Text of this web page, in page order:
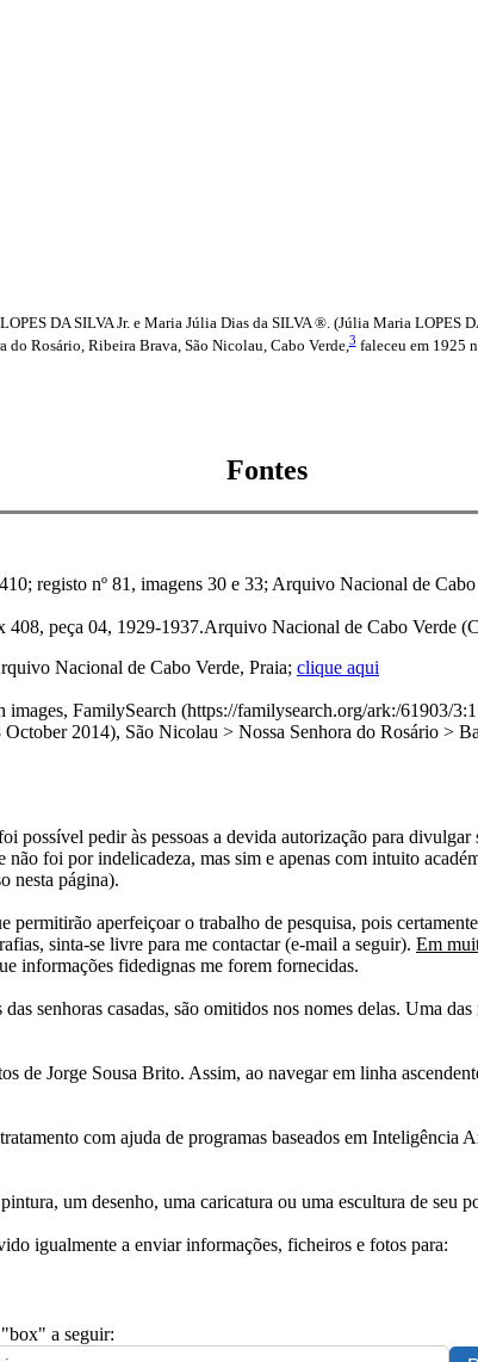
DA SILVA Jr. e Maria Júlia Dias da SILVA ®. (Júlia Maria LOPES
do Rosário, Ribeira Brava, São Nicolau, Cabo Verde,3faleceu em 1925
Fontes
registo nº 81, imagens 30 e 33; Arquivo Nacional de
peça 04, 1929-1937.Arquivo Nacional de Cabo Verde
Nacional de Cabo Verde, Praia; clique aqui
images, FamilySearch (https://familysearch.org/ark:/
2014), São Nicolau > Nossa Senhora do Rosário >
pedir às pessoas a devida autorização para divulgar
foi por indelicadeza, mas sim e apenas com intuito
nesta página).
permitirão aperfeiçoar o trabalho de pesquisa, pois
sinta-se livre para me contactar (e-mail a seguir). Em
informações fidedignas me forem fornecidas.
senhoras casadas, são omitidos nos nomes delas. Uma
de Jorge Sousa Brito. Assim, ao navegar em linha
com ajuda de programas baseados em
um desenho, uma caricatura ou uma escultura de seu
igualmente a enviar informações, ficheiros e fotos para:
a seguir: